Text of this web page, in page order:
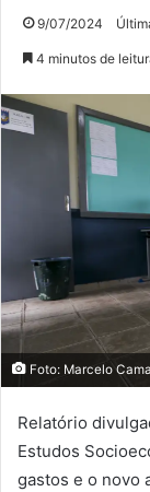
9/07/2024
4 minutos de
Foto: Marcelo
Relatório
Estudos
gastos e o novo